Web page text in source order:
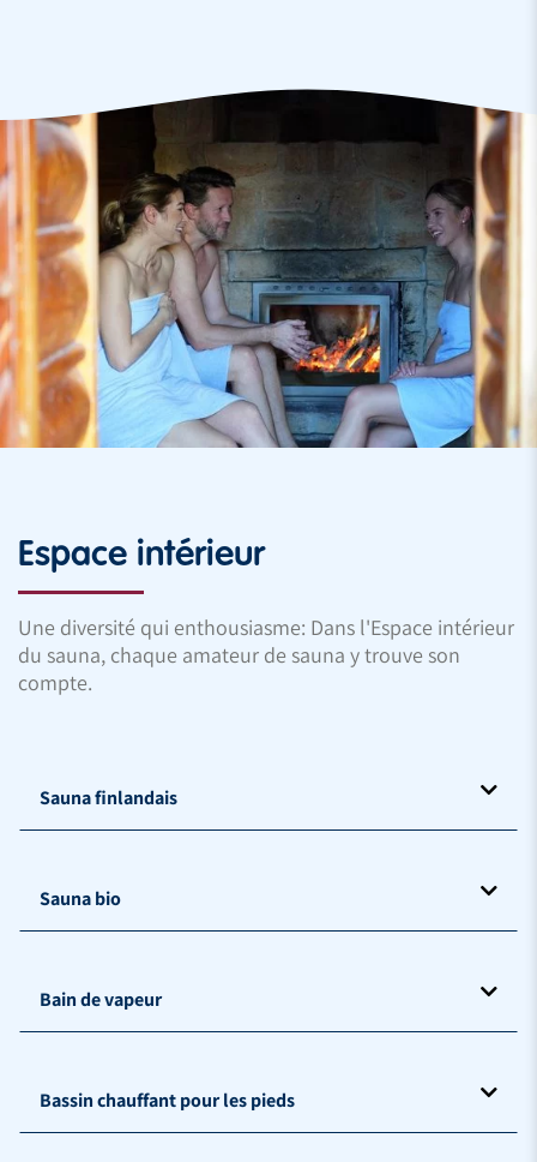
Espace intérieur
Une diversité qui enthousiasme: Dans l'Espace intérieur
du sauna, chaque amateur de sauna y trouve son
compte.
Sauna finlandais
Sauna bio
Bain de vapeur
Bassin chauffant pour les pieds